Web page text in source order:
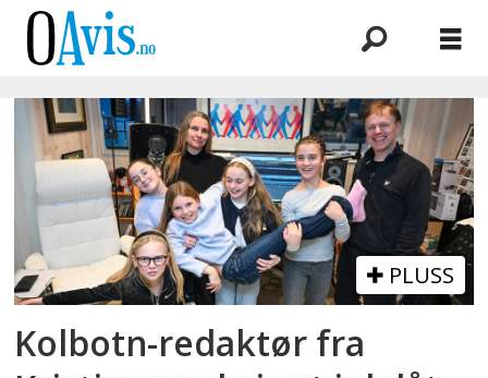
Emne:
julesang
PLUSS
Kolbotn-redaktør fra